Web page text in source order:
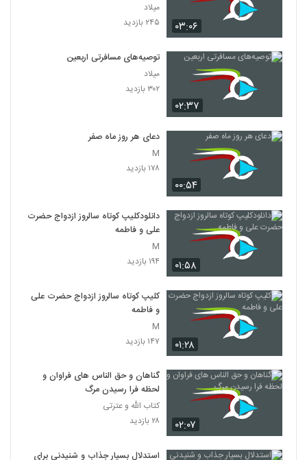
۰۳:۰۶
میلاد
۲۴۵ بازدید
۰۲:۳۷
توصیه‌های مسافرتی اربعین
میلاد
۳۰۲ بازدید
۰۰:۵۴
دعای هر روز ماه صفر
M
۱۷۸ بازدید
۰۱:۵۸
دانلودکلیپ کوتاه سالروز ازدواج حضرت
علی و فاطمه
M
۱۹۴ بازدید
۰۱:۲۸
کلیپ کوتاه سالروز ازدواج حضرت علی
و فاطمه
M
۱۴۷ بازدید
۰۲:۰۷
گناهان و حق الناس های فراوان و
لحظه فرا رسیدن مرگ
کتاب الله و عترتی
۲۸ بازدید
استدلال بسیار جذاب و شنیدنی برای